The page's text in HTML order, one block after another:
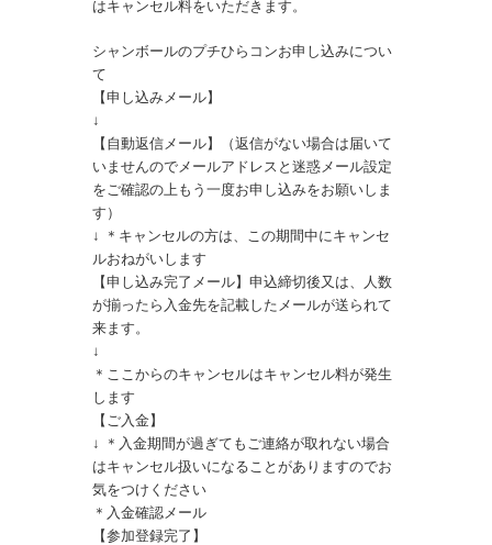
はキャンセル料をいただきます。
シャンボールのプチひらコンお申し込みについ
て
【申し込みメール】
↓
【自動返信メール】（返信がない場合は届いて
いませんのでメールアドレスと迷惑メール設定
をご確認の上もう一度お申し込みをお願いしま
す）
↓ ＊キャンセルの方は、この期間中にキャンセ
ルおねがいします
【申し込み完了メール】申込締切後又は、人数
が揃ったら入金先を記載したメールが送られて
来ます。
↓
＊ここからのキャンセルはキャンセル料が発生
します
【ご入金】
↓ ＊入金期間が過ぎてもご連絡が取れない場合
はキャンセル扱いになることがありますのでお
気をつけください
＊入金確認メール
【参加登録完了】